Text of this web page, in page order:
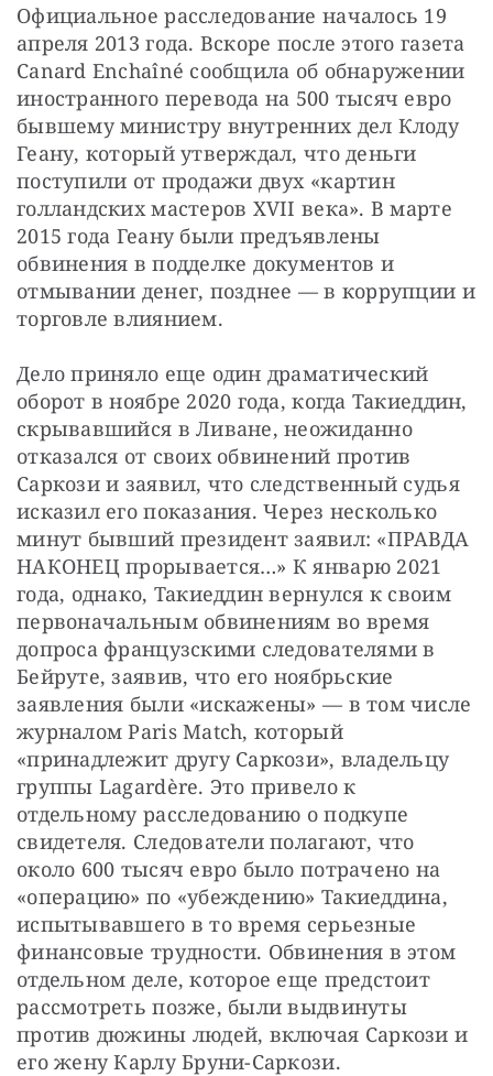
Официальное расследование началось 19
апреля 2013 года. Вскоре после этого газета
Canard Enchaîné сообщила об обнаружении
иностранного перевода на 500 тысяч евро
бывшему министру внутренних дел Клоду
Геану, который утверждал, что деньги
поступили от продажи двух «картин
голландских мастеров XVII века». В марте
2015 года Геану были предъявлены
обвинения в подделке документов и
отмывании денег, позднее — в коррупции и
торговле влиянием.
Дело приняло еще один драматический
оборот в ноябре 2020 года, когда Такиеддин,
скрывавшийся в Ливане, неожиданно
отказался от своих обвинений против
Саркози и заявил, что следственный судья
исказил его показания. Через несколько
минут бывший президент заявил: «ПРАВДА
НАКОНЕЦ прорывается…» К январю 2021
года, однако, Такиеддин вернулся к своим
первоначальным обвинениям во время
допроса французскими следователями в
Бейруте, заявив, что его ноябрьские
заявления были «искажены» — в том числе
журналом Paris Match, который
«принадлежит другу Саркози», владельцу
группы Lagardère. Это привело к
отдельному расследованию о подкупе
свидетеля. Следователи полагают, что
около 600 тысяч евро было потрачено на
«операцию» по «убеждению» Такиеддина,
испытывавшего в то время серьезные
финансовые трудности. Обвинения в этом
отдельном деле, которое еще предстоит
рассмотреть позже, были выдвинуты
против дюжины людей, включая Саркози и
его жену Карлу Бруни-Саркози.